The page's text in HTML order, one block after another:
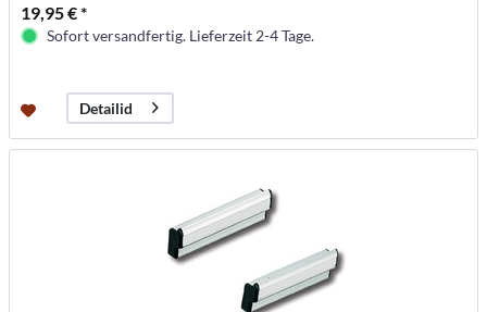
19,95 € *
Sofort versandfertig. Lieferzeit 2-4 Tage.
Detailid